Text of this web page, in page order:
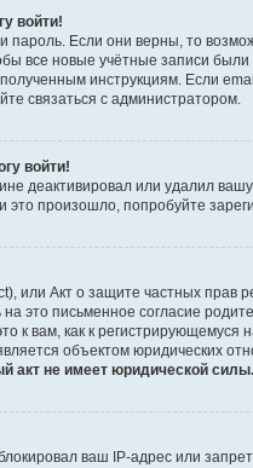
войти!
пароль. Если они верны, то
все новые учётные записи
инструкциям. Если
связаться с администратором.
войти!
деактивировал или удалил
произошло, попробуйте
или Акт о защите частных
это письменное согласие
к вам, как к
объектом юридических
акт не имеет юридической силы.
ваш IP-адрес или